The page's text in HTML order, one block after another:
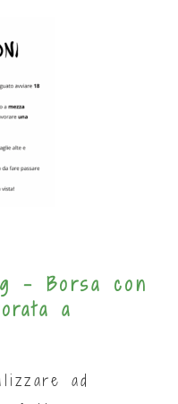
– Borsa con
a
ad